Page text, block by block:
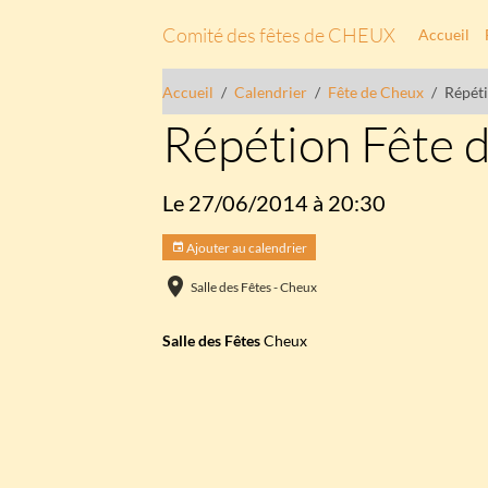
Comité des fêtes de CHEUX Accueil
Accueil Calendrier Fête de Cheux
Répétion Fête
Le 27/06/2014 à 20:30
Ajouter au calendrier
Salle des Fêtes - Cheux
Salle des FêtesCheux